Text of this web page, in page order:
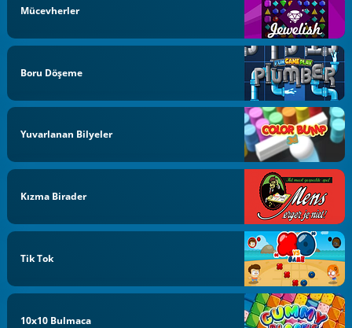
Mücevherler
Boru Döşeme
Yuvarlanan Bilyeler
Kızma Birader
Tik Tok
10x10 Bulmaca